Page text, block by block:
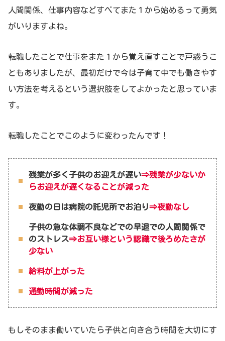
人間関係、仕事内容などすべてまた１から始めるって勇気
がいりますよね。
転職したことで仕事をまた１から覚え直すことで戸惑うこ
ともありましたが、最初だけで今は子育て中でも働きやす
い方法を考えるという選択肢をしてよかったと思っていま
す。
転職したことでこのように変わったんです！
残業が多く子供のお迎えが遅い⇒残業が少ないか
らお迎えが遅くなることが減った
夜勤の日は病院の託児所でお泊り⇒夜勤なし
子供の急な体調不良などでの早退での人間関係で
のストレス⇒お互い様という認識で後ろめたさが
少ない
給料が上がった
通勤時間が減った
もしそのまま働いていたら子供と向き合う時間を大切にす